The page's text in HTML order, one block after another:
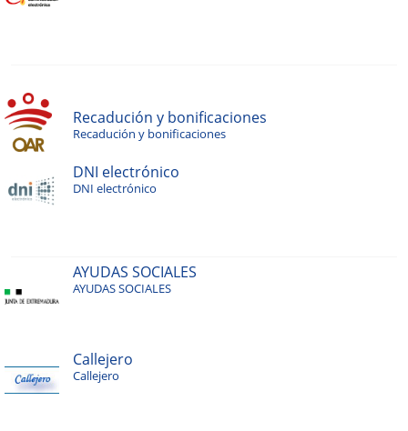
Recadución y bonificaciones
Recadución y bonificaciones
DNI electrónico
DNI electrónico
AYUDAS SOCIALES
AYUDAS SOCIALES
Callejero
Callejero